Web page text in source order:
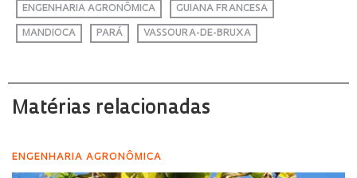
ENGENHARIA AGRONÔMICA GUIANA FRANCESA
MANDIOCA PARÁ VASSOURA-DE-BRUXA